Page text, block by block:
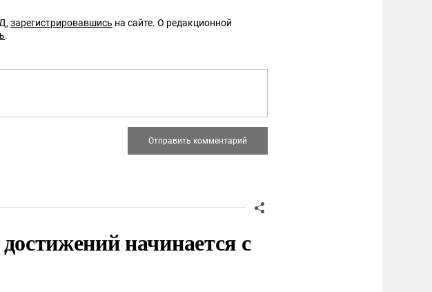
зарегистрировавшись на сайте. О редакционной
.
начинается с